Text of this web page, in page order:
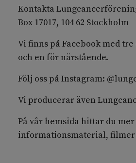
Kontakta
Box 17017, 104 62 Stockholm
Vi finns på Facebook med
och en för närstående.
Följ oss på Instagram:
Vi producerar även
På vår hemsida hittar du
informationsmaterial,